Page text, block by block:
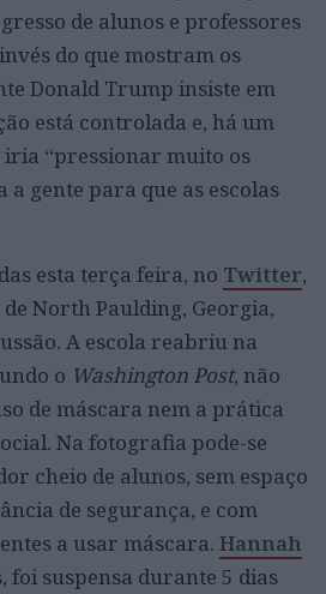
de alunos e professores
do que mostram os
Donald Trump insiste em
está controlada e, há um
iria “pressionar muito os
a gente para que as escolas
esta terça feira, no Twitter,
North Paulding, Georgia,
A escola reabriu na
o Washington Post, não
de máscara nem a prática
Na fotografia pode-se
cheio de alunos, sem espaço
de segurança, e com
a usar máscara. Hannah
foi suspensa durante 5 dias